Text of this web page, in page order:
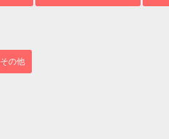
その他